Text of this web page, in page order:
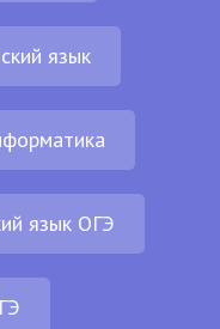
язык
язык ОГЭ